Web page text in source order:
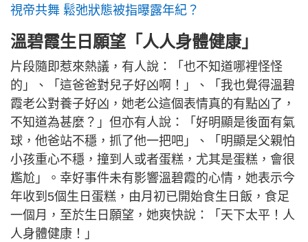
視帝共舞 鬆弛狀態被指曝露年紀？
溫碧霞生日願望「人人身體健康」
片段隨即惹來熱議，有人說：「也不知道哪裡怪怪
的」、「這爸爸對兒子好凶啊！」、「我也覺得溫碧
霞老公對養子好凶，她老公這個表情真的有點凶了，
不知道為甚麼？」但亦有人說：「好明顯是後面有氣
球，他爸站不穩，抓了他一把吧」、「明顯是父親怕
小孩重心不穩，撞到人或者蛋糕，尤其是蛋糕，會很
尷尬」。幸好事件未有影響溫碧霞的心情，她表示今
年收到5個生日蛋糕，由月初已開始食生日飯，食足
一個月，至於生日願望，她爽快說：「天下太平！人
人身體健康！」